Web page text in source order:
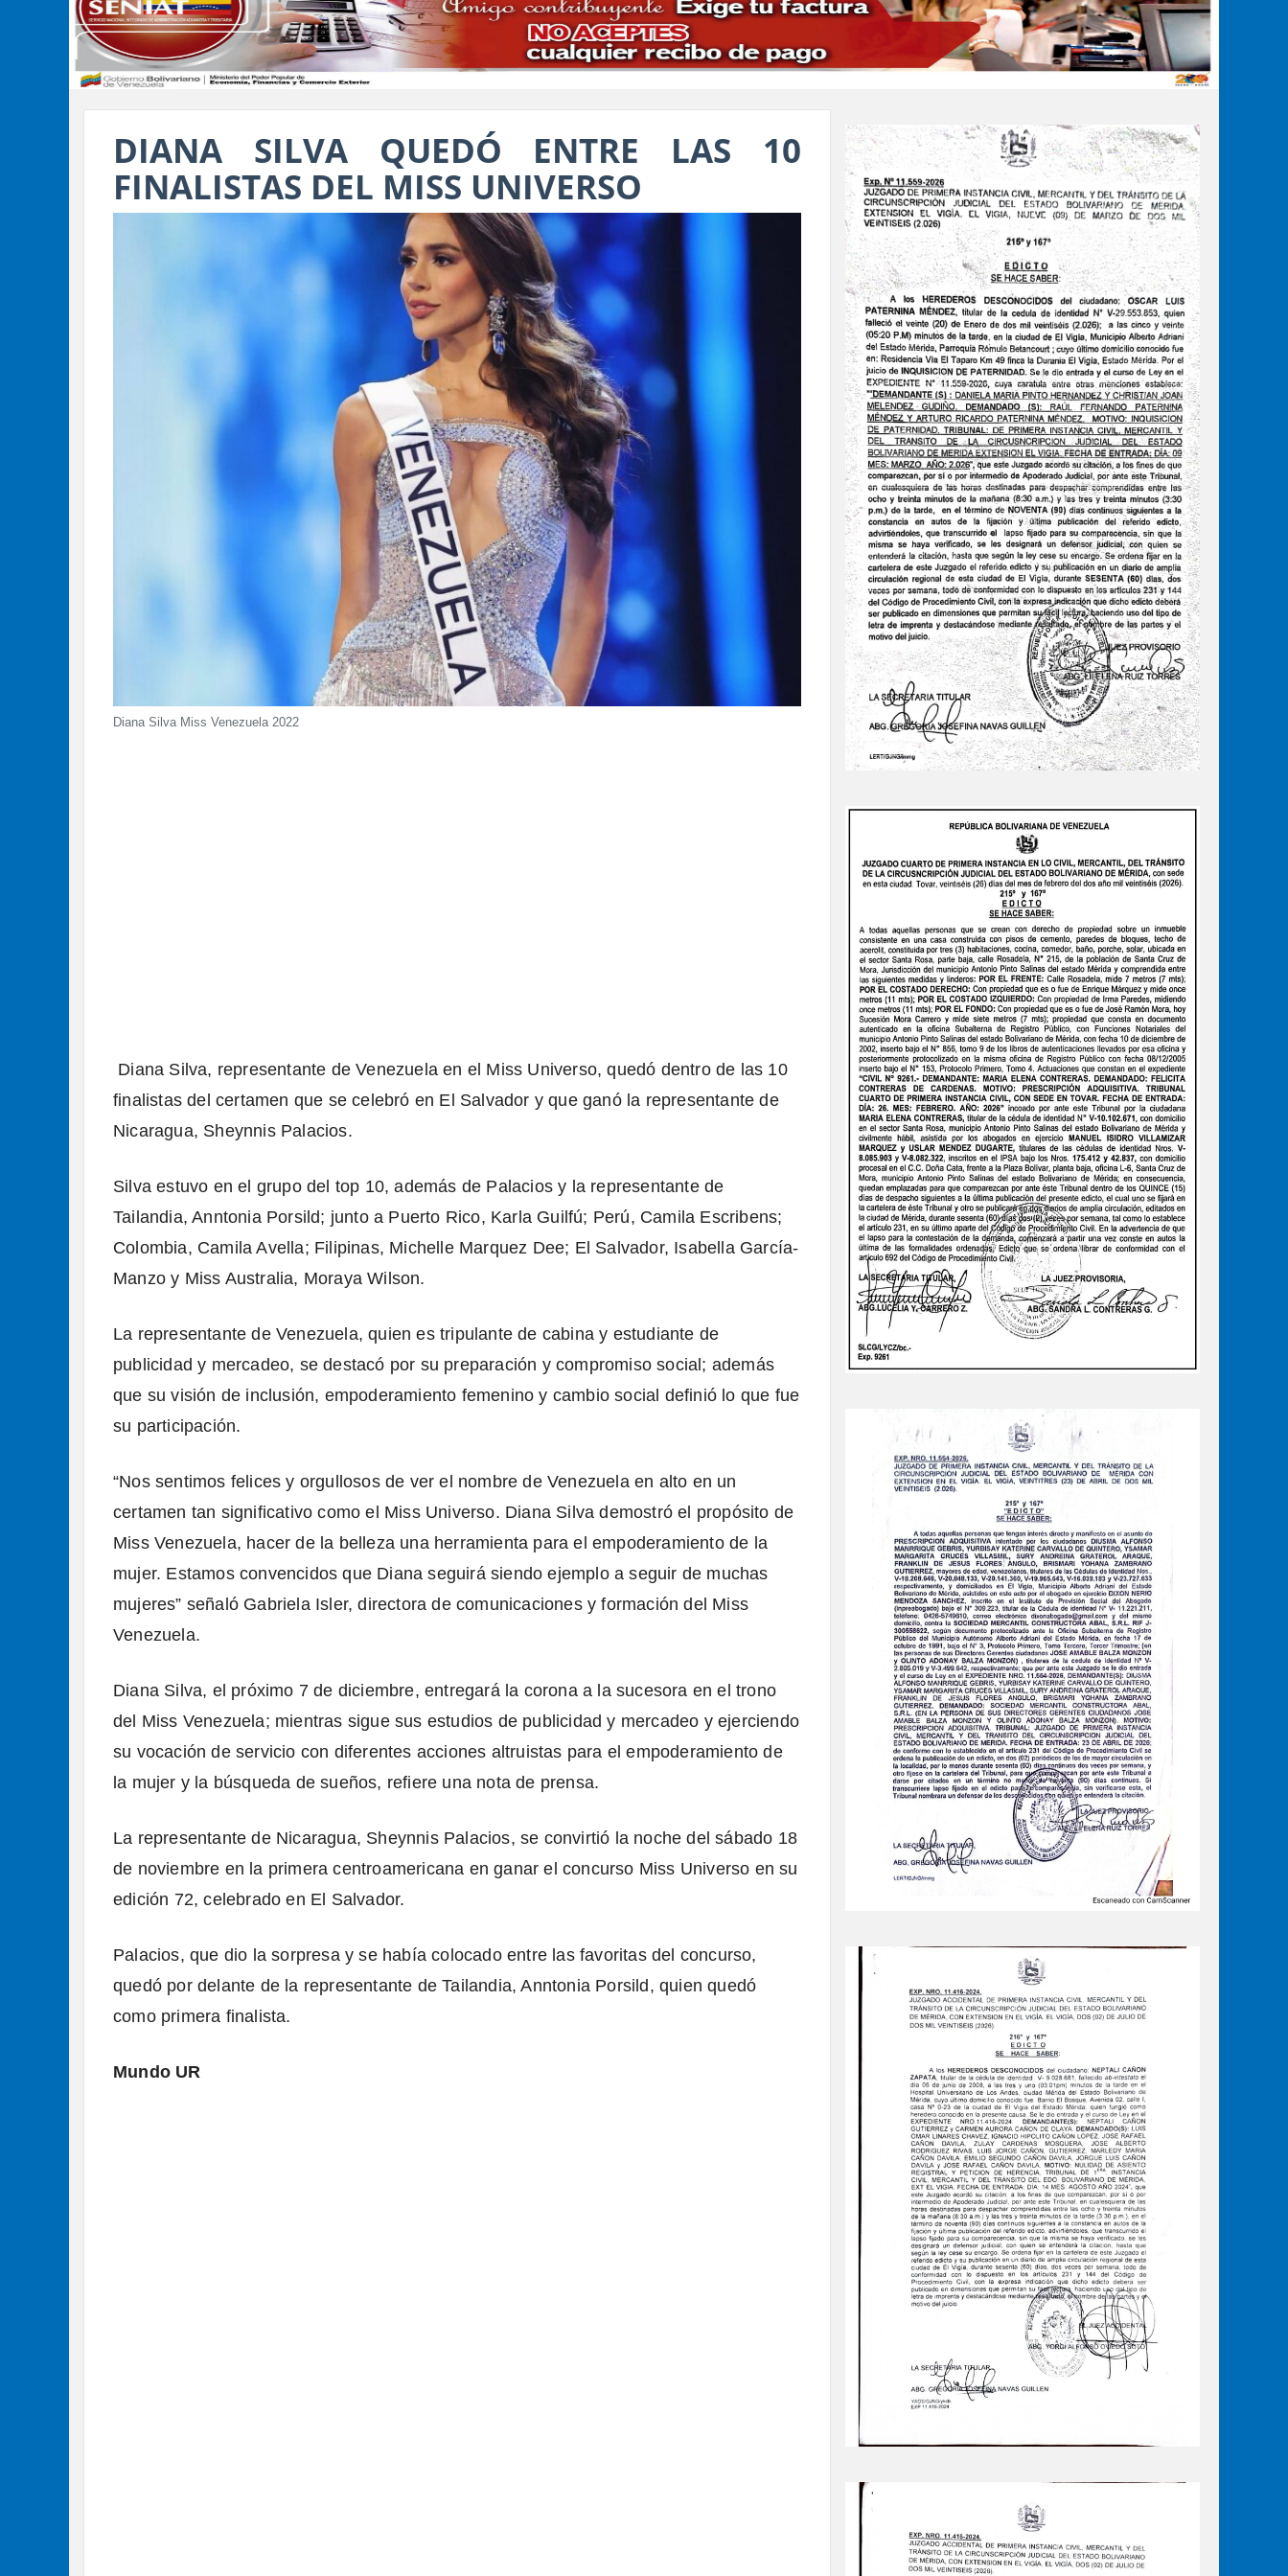
DIANA SILVA QUEDÓ ENTRE LAS 10
FINALISTAS DEL MISS UNIVERSO
Diana Silva Miss Venezuela 2022
Diana Silva, representante de Venezuela en el Miss Universo, quedó dentro de las 10
finalistas del certamen que se celebró en El Salvador y que ganó la representante de
Nicaragua, Sheynnis Palacios.
Silva estuvo en el grupo del top 10, además de Palacios y la representante de
Tailandia, Anntonia Porsild; junto a Puerto Rico, Karla Guilfú; Perú, Camila Escribens;
Colombia, Camila Avella; Filipinas, Michelle Marquez Dee; El Salvador, Isabella García-
Manzo y Miss Australia, Moraya Wilson.
La representante de Venezuela, quien es tripulante de cabina y estudiante de
publicidad y mercadeo, se destacó por su preparación y compromiso social; además
que su visión de inclusión, empoderamiento femenino y cambio social definió lo que fue
su participación.
“Nos sentimos felices y orgullosos de ver el nombre de Venezuela en alto en un
certamen tan significativo como el Miss Universo. Diana Silva demostró el propósito de
Miss Venezuela, hacer de la belleza una herramienta para el empoderamiento de la
mujer. Estamos convencidos que Diana seguirá siendo ejemplo a seguir de muchas
mujeres” señaló Gabriela Isler, directora de comunicaciones y formación del Miss
Venezuela.
Diana Silva, el próximo 7 de diciembre, entregará la corona a la sucesora en el trono
del Miss Venezuela; mientras sigue sus estudios de publicidad y mercadeo y ejerciendo
su vocación de servicio con diferentes acciones altruistas para el empoderamiento de
la mujer y la búsqueda de sueños, refiere una nota de prensa.
La representante de Nicaragua, Sheynnis Palacios, se convirtió la noche del sábado 18
de noviembre en la primera centroamericana en ganar el concurso Miss Universo en su
edición 72, celebrado en El Salvador.
Palacios, que dio la sorpresa y se había colocado entre las favoritas del concurso,
quedó por delante de la representante de Tailandia, Anntonia Porsild, quien quedó
como primera finalista.
Mundo UR